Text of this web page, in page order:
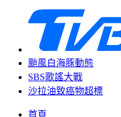
颱風白海豚動態
SBS歌謠大戰
沙拉油致癌物超標
首頁